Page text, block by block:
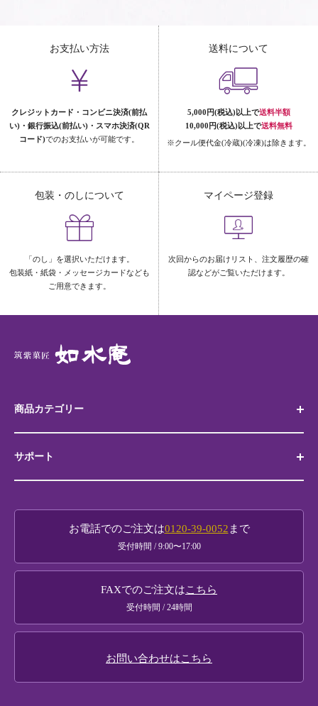
お支払い方法
クレジットカード・コンビニ決済(前払
い)・銀行振込(前払い)・スマホ決済(QR
コード)でのお支払いが可能です。
送料について
5,000円(税込)以上で送料半額
10,000円(税込)以上で送料無料
※クール便代金(冷蔵)(冷凍)は除きます。
包装・のしについて
「のし」を選択いただけます。
包装紙・紙袋・メッセージカードなども
ご用意できます。
マイページ登録
次回からのお届けリスト、注文履歴の確
認などがご覧いただけます。
商品カテゴリー
代表銘菓 筑紫もち
サポート
お買い物ガイド
法人様・大口注文
お電話でのご注文は0120-39-0052 まで
受付時間 / 9:00〜17:00
FAXでのご注文はこちら
受付時間 / 24時間
お問い合わせはこちら